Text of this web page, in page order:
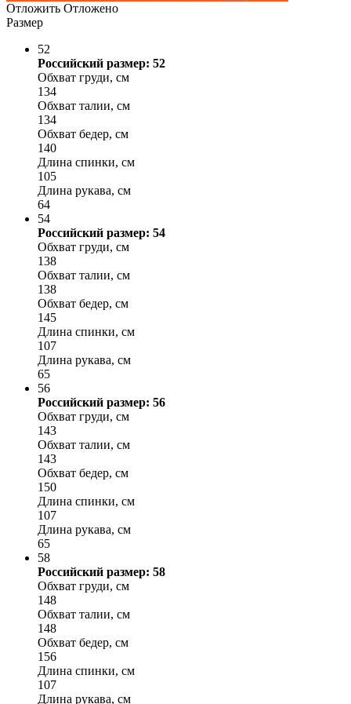
Отложить Отложено
Размер
52
Российский размер: 52
Обхват груди, см
134
Обхват талии, см
134
Обхват бедер, см
140
Длина спинки, см
105
Длина рукава, см
64
54
Российский размер: 54
Обхват груди, см
138
Обхват талии, см
138
Обхват бедер, см
145
Длина спинки, см
107
Длина рукава, см
65
56
Российский размер: 56
Обхват груди, см
143
Обхват талии, см
143
Обхват бедер, см
150
Длина спинки, см
107
Длина рукава, см
65
58
Российский размер: 58
Обхват груди, см
148
Обхват талии, см
148
Обхват бедер, см
156
Длина спинки, см
107
Длина рукава, см